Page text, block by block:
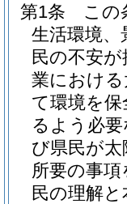
第1条
この
生活環境
民の不安
業におけ
て環境を
るよう必
び県民が
所要の事
民の理解